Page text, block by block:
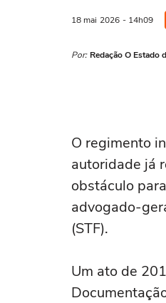
18 mai 2026 - 14h09
Por: Redação O Estado
O regimento
autoridade já
obstáculo
advogado-
(STF).
Um ato de